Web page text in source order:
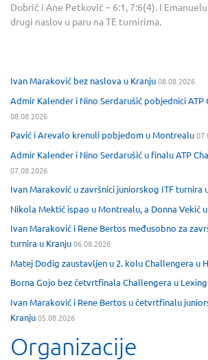
Dobrić i Ane Petković – 6:1, 7:6(4). I
drugi naslov u paru na TE turnirima.
Ivan Maraković bez naslova u Kranju08.08.2026
Admir Kalender i Nino Serdarušić pobjednici ATP
08.08.2026
Pavić i Arevalo krenuli pobjedom u Montrealu
Admir Kalender i Nino Serdarušić u finalu ATP
07.08.2026
Ivan Maraković u završnici juniorskog ITF turnira
Nikola Mektić ispao u Montrealu, a Donna Vekić
Ivan Maraković i Rene Bertos međusobno za
turnira u Kranju06.08.2026
Matej Dodig zaustavljen u 2. kolu Challengera u
Borna Gojo bez četvrtfinala Challengera u
Ivan Maraković i Rene Bertos u četvrtfinalu
Kranju05.08.2026
Organizacije